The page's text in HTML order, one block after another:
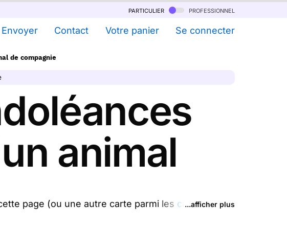
particulier professionnel
Envoyer Contact Votre panier Se connecter
de compagnie
animal
page (ou une autre carte parmi les cartes de
...afficher plus